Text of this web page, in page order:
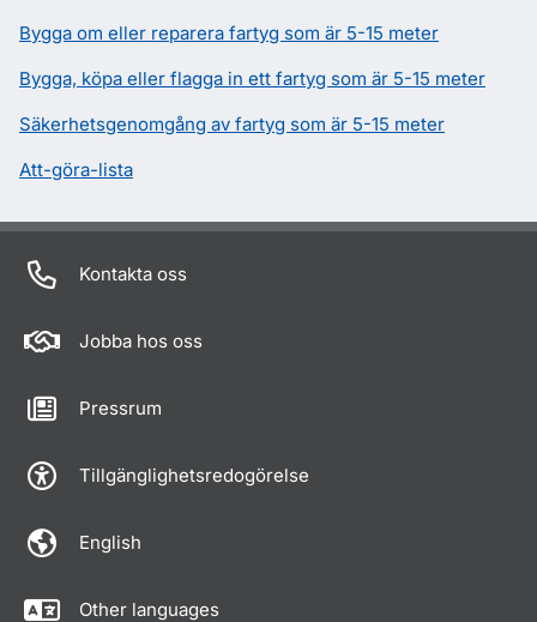
Bygga om eller reparera fartyg som är 5-15 meter
Bygga, köpa eller flagga in ett fartyg som är 5-15 meter
Säkerhetsgenomgång av fartyg som är 5-15 meter
Att-göra-lista
Kontakta oss
Jobba hos oss
Pressrum
Tillgänglighetsredogörelse
English
Other languages